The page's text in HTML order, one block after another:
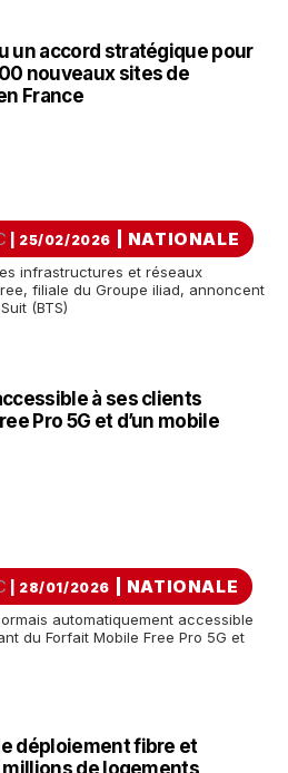
un accord stratégique pour
nouveaux sites de
France
| 25/02/2026 NATIONALE
infrastructures et réseaux
filiale du Groupe iliad, annoncent
(BTS)
à ses clients
Pro 5G et d’un mobile
| 28/01/2026 NATIONALE
automatiquement accessible
du Forfait Mobile Free Pro 5G et
déploiement fibre et